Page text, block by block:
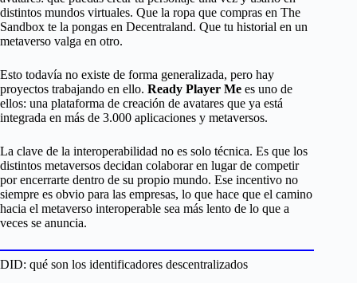
distintos mundos virtuales. Que la ropa que compras en The
Sandbox te la pongas en Decentraland. Que tu historial en un
metaverso valga en otro.
Esto todavía no existe de forma generalizada, pero hay
proyectos trabajando en ello. Ready Player Me es uno de
ellos: una plataforma de creación de avatares que ya está
integrada en más de 3.000 aplicaciones y metaversos.
La clave de la interoperabilidad no es solo técnica. Es que los
distintos metaversos decidan colaborar en lugar de competir
por encerrarte dentro de su propio mundo. Ese incentivo no
siempre es obvio para las empresas, lo que hace que el camino
hacia el metaverso interoperable sea más lento de lo que a
veces se anuncia.
DID: qué son los identificadores descentralizados